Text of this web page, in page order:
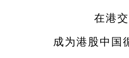
在港
成为港股中国